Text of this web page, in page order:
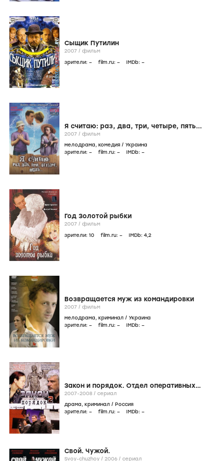
Сыщик Путилин
2007 / фильм
зрители: – film.ru: – IMDb: –
Я считаю: раз, два, три, четыре, пять...
2007 / фильм
мелодрама, комедия / Украина
зрители: – film.ru: – IMDb: –
Год Золотой рыбки
2007 / фильм
зрители: 10 film.ru: – IMDb: 4,2
Возвращается муж из командировки
2007 / фильм
мелодрама, криминал / Украина
зрители: – film.ru: – IMDb: –
Закон и порядок. Отдел оперативных
расследований 2
2007-2008 / сериал
драма, криминал / Россия
зрители: – film.ru: – IMDb: –
Свой. Чужой.
Svoy-chuzhoy / 2006 / сериал